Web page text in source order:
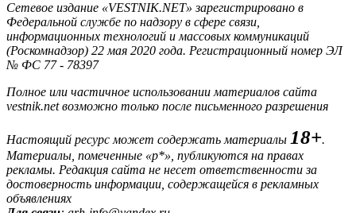
Сетевое издание «VESTNIK.NET» зарегистрировано в
Федеральной службе по надзору в сфере связи,
информационных технологий и массовых коммуникаций
(Роскомнадзор) 22 мая 2020 года. Регистрационный номер ЭЛ
№ ФС 77 - 78397
Полное или частичное использовании материалов сайта
vestnik.net возможно только после письменного разрешения
Настоящий ресурс может содержать материалы 18+.
Материалы, помеченные «р*», публикуются на правах
рекламы. Редакция сайта не несет ответственности за
достоверность информации, содержащейся в рекламных
объявлениях